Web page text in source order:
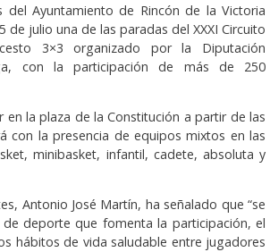
del Ayuntamiento de Rincón de la Victoria
de julio una de las paradas del XXXI Circuito
3×3 organizado por la Diputación
con la participación de más de 250
en la plaza de la Constitución a partir de las
con la presencia de equipos mixtos en las
minibasket, infantil, cadete, absoluta y
Antonio José Martín, ha señalado que “se
deporte que fomenta la participación, el
hábitos de vida saludable entre jugadores